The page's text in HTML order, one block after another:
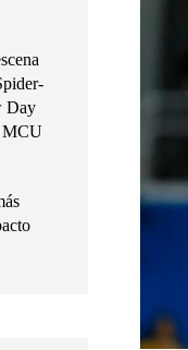
Day
MCU